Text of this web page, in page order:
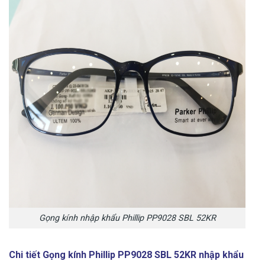
Gọng kính nhập khẩu Phillip PP9028 SBL 52KR
Chi tiết Gọng kính Phillip PP9028 SBL 52KR nhập khẩu